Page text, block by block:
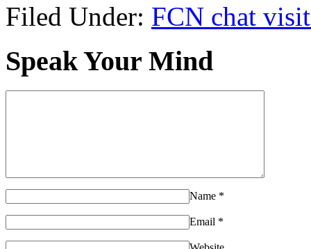
Filed Under: FCN chat
Speak Your Mind
Name *
Email *